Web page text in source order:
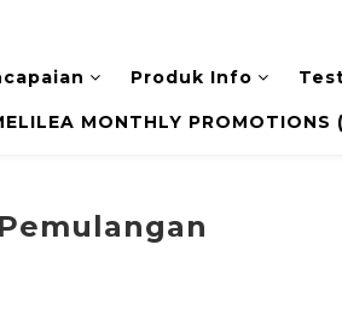
Produk Info
MONTHLY PROMOTIONS